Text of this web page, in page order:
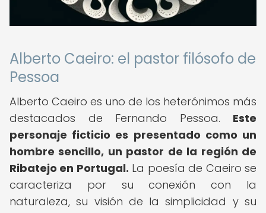
Alberto Caeiro: el pastor filósofo de
Pessoa
Alberto Caeiro es uno de los heterónimos más
destacados de Fernando Pessoa. Este
personaje ficticio es presentado como un
hombre sencillo, un pastor de la región de
Ribatejo en Portugal. La poesía de Caeiro se
caracteriza por su conexión con la
naturaleza, su visión de la simplicidad y su